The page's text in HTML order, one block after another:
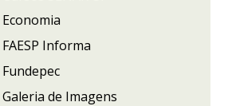
Economia
FAESP Informa
Fundepec
Galeria de Imagens